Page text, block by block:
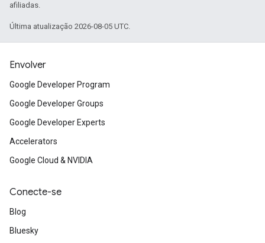
afiliadas.
Última atualização 2026-08-05 UTC.
Envolver
Google Developer Program
Google Developer Groups
Google Developer Experts
Accelerators
Google Cloud & NVIDIA
Conecte-se
Blog
Bluesky